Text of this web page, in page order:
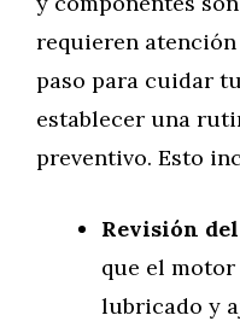
requieren
paso para cuidar
establecer una
preventivo. Esto
Revisión
que el
lubricado y